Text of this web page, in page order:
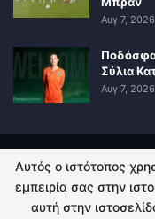
Αυγ 7, 2026
Σύλια
Αυγ 7, 2026
ΠΟΛΙΤΙΚΗ
Αυτός ο ιστότοπος
εμπειρία σας στην
αυτή στην